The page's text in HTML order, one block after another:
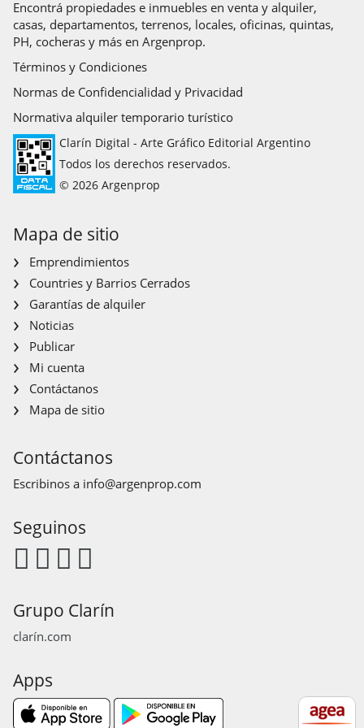
Encontrá propiedades e inmuebles en venta y alquiler,
casas, departamentos, terrenos, locales, oficinas, quintas,
PH, cocheras y más en Argenprop.
Términos y Condiciones
Normas de Confidencialidad y Privacidad
Normativa alquiler temporario turístico
Clarín Digital - Arte Gráfico Editorial Argentino
Todos los derechos reservados.
© 2026 Argenprop
Mapa de sitio
Emprendimientos
Countries y Barrios Cerrados
Garantías de alquiler
Noticias
Publicar
Mi cuenta
Contáctanos
Mapa de sitio
Contáctanos
Escribinos a info@argenprop.com
Seguinos
Grupo Clarín
clarín.com
Apps